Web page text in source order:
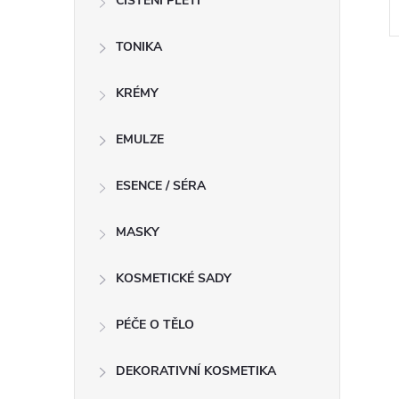
TONIKA
KRÉMY
EMULZE
ESENCE / SÉRA
MASKY
KOSMETICKÉ SADY
PÉČE O TĚLO
DEKORATIVNÍ KOSMETIKA